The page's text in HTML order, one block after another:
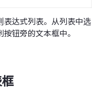
表达式列表。从列表中选
钮旁的文本框中。